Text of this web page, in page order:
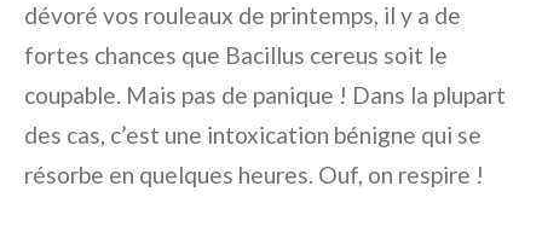
dévoré vos rouleaux de printemps, il y a de
fortes chances que Bacillus cereus soit le
coupable. Mais pas de panique ! Dans la plupart
des cas, c’est une intoxication bénigne qui se
résorbe en quelques heures. Ouf, on respire !